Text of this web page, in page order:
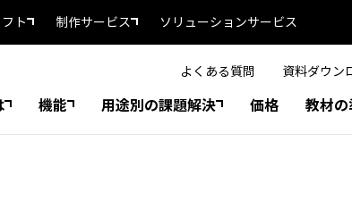
ト 制作サービス ソリューションサービス
よくある質問 資料ダウン
機能 用途別の課題解決 価格 教材の